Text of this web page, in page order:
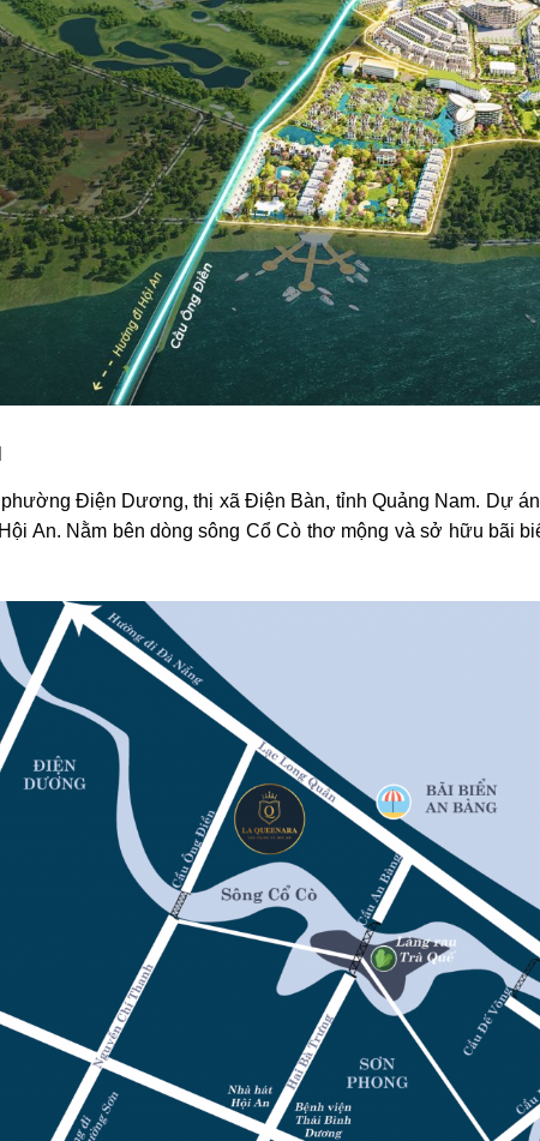
Điện Dương, thị xã Điện Bàn, tỉnh Quảng Nam. Dự
An. Nằm bên dòng sông Cổ Cò thơ mộng và sở hữu bãi